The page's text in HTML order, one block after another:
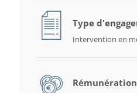
Type
Intervention en
Rémunération